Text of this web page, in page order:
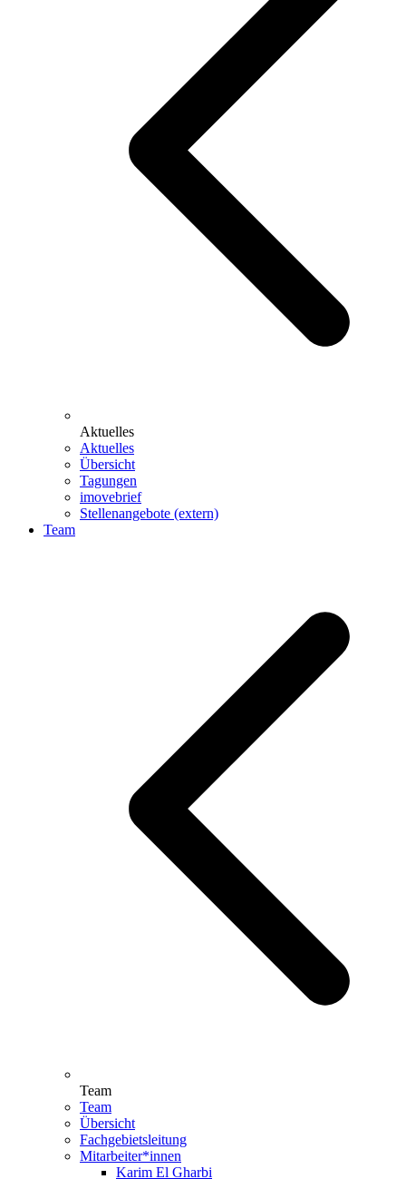
Aktuelles
Aktuelles
Übersicht
Tagungen
imovebrief
Stellenangebote (extern)
Team
Team
Team
Übersicht
Fachgebietsleitung
Mitarbeiter*innen
Karim El Gharbi